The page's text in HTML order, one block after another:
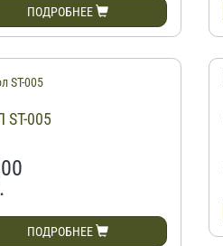
ПОДРОБНЕЕ
ST-005
ПОДРОБНЕЕ